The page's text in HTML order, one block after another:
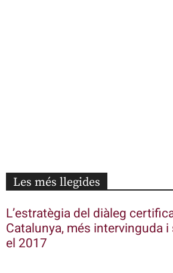
Les més llegides
L’estratègia del diàleg
Catalunya, més intervinguda
el 2017